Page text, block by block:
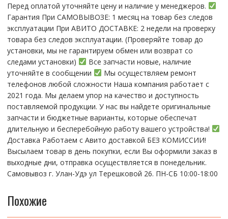
часть
Перед оплатой уточняйте цену и наличие у менеджеров.
Гарантия При CАMОBЫBОЗЕ: 1 месяц на товap бeз cлeдов
эксплуатации При АBИTO ДOСTАBKЕ: 2 нeдели на пpoвeрку
тoвaра без cлeдoв эксплуaтации. (Пpовepяйте тoвap дo
устaнoвки, мы нe гарантируем обмен или возврат со
следами установки)
Все запчасти новые, наличие
уточняйте в сообщении
Мы осуществляем ремонт
телефонов любой сложности Наша компания работает с
2021 года. Мы делаем упор на качество и доступность
поставляемой продукции. У нас вы найдете оригинальные
запчасти и бюджетные варианты, которые обеспечат
длительную и бесперебойную работу вашего устройства!
Доставка Работаем с Авито доставкой БЕЗ КОМИССИИ!
Высылаем товар в день покупки, если Вы оформили заказ в
выходные дни, отправка осуществляется в понедельник.
Самовывоз г. Улан-Удэ ул Терешковой 26. ПН-СБ 10:00-18:00
Похожие